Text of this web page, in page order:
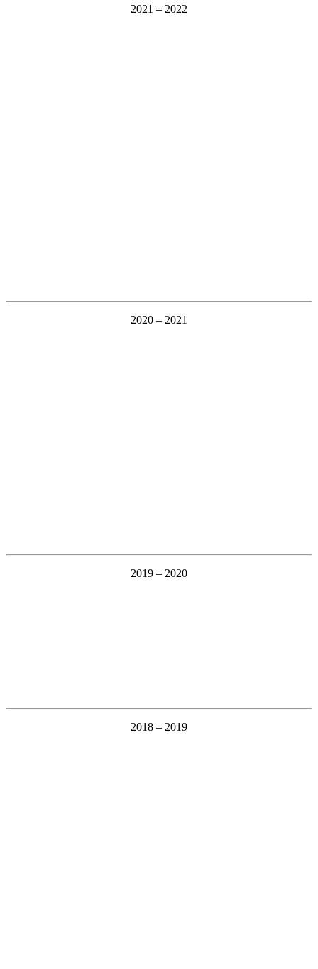
2021 – 2022
2020 – 2021
2019 – 2020
2018 – 2019